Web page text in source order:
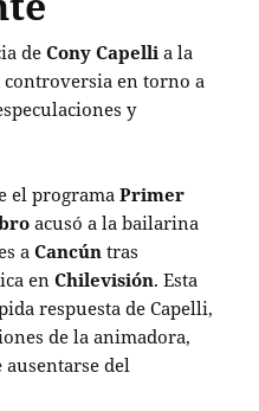
deCony Capelli a la
controversia en torno a
y
el programaPrimer
acusó a la bailarina
aCancún tras
enChilevisión. Esta
respuesta de Capelli,
de la animadora,
del